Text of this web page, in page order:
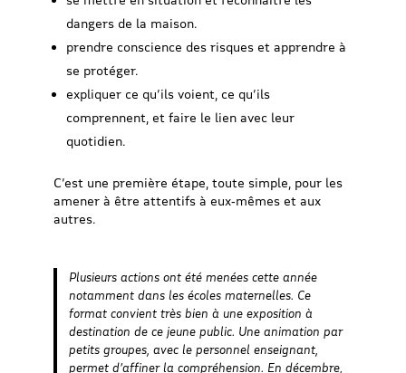
dangers de la maison.
prendre conscience des risques et apprendre à
se protéger.
expliquer ce qu’ils voient, ce qu’ils
comprennent, et faire le lien avec leur
quotidien.
C’est une première étape, toute simple, pour les
amener à être attentifs à eux‑mêmes et aux
autres.
Plusieurs actions ont été menées cette année
notamment dans les écoles maternelles. Ce
format convient très bien à une exposition à
destination de ce jeune public. Une animation par
petits groupes, avec le personnel enseignant,
permet d’affiner la compréhension. En décembre,